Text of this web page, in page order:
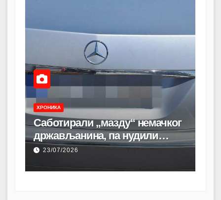
ХРОНИКА
Саботирали „мазду“ немачког
држављанина, па нудили
шлеп-службу: ухапшени на
23/07/2026